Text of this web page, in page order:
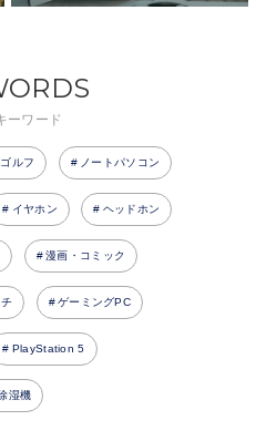
ーワード
ゴルフ ノートパソコン
イヤホン ヘッドホン
漫画・コミック
ゲーミングPC
PlayStation 5
湿機